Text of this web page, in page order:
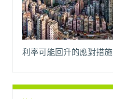
利率可能回升的應對措施